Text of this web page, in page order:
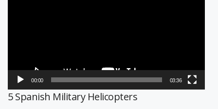
00:00 03:36
5 Spanish Military Helicopters